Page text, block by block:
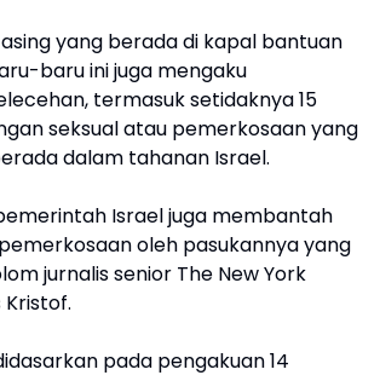
yang berada di kapal bantuan
baru ini juga mengaku
termasuk setidaknya 15
seksual atau pemerkosaan yang
dalam tahanan Israel.
Israel juga membantah
oleh pasukannya yang
jurnalis senior The New York
Kristof.
pada pengakuan 14